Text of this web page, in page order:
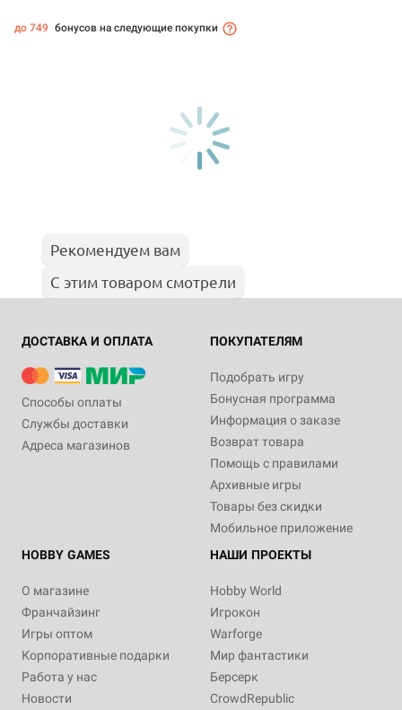
до 749 бонусов на следующие покупки
Рекомендуем вам
С этим товаром смотрели
ДОСТАВКА И ОПЛАТА
Способы оплаты
Службы доставки
Адреса магазинов
ПОКУПАТЕЛЯМ
Подобрать игру
Бонусная программа
Информация о заказе
Возврат товара
Помощь с правилами
Архивные игры
Товары без скидки
Мобильное приложение
HOBBY GAMES
О магазине
Франчайзинг
Игры оптом
Корпоративные подарки
Работа у нас
Новости
НАШИ ПРОЕКТЫ
Hobby World
Игрокон
Warforge
Мир фантастики
Берсерк
CrowdRepublic